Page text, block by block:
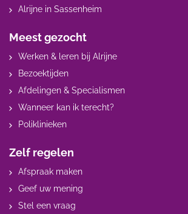
Alrijne in Sassenheim
Meest gezocht
Werken & leren bij Alrijne
Bezoektijden
Afdelingen & Specialismen
Wanneer kan ik terecht?
Poliklinieken
Zelf regelen
Afspraak maken
Geef uw mening
Stel een vraag